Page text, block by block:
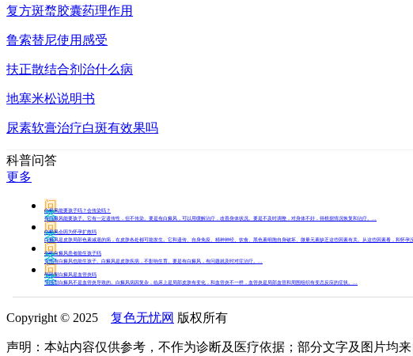
复方斑蝥胶囊药理作用
鲁索替尼使用感受
扶正散结合剂治什么病
地塞米松说明书
尿素软膏治疗白斑有效果吗
科普问答
更多
问
白癜风能要孩子吗？会传染吗？
答
有白癜风能要孩子。它有一定遗传性，但不传染。要是有白癜风，可以用缓解治疗，改善身体状况。要是不及时调整，对身体不好，得根据情况恢复和治疗。...
问
白癜风会因为怀孕扩散吗
答
白癜风是皮肤局部色素减退的病，在皮肤各处都可能发生。它和遗传、自身免疫、精神神经、饮食、黑色素细胞自身破坏、微量元素缺乏这些因素有关。从这些因素看，和怀孕
问
女性白癜风患者能生孩子吗
答
女性有白癜风也能生孩子。白癜风是皮肤疾病，不影响生育。要是有白癜风，有问题就及时对症治疗。...
问
节段型白癜风是血管炎吗
答
节段型白癜风不是血管炎导致的。白癜风病因复杂，临床上是局部皮肤有变化，和血管炎不一样，血管炎是局部血管和周围组织有变态反应的症状。...
Copyright © 2025 复色无忧网 版权所有
声明：本站内容仅供参考，不作为诊断及医疗依据；部分文字及图片均